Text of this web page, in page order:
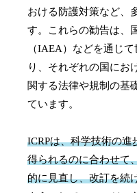
おける防護対策など、
す。これらの勧告は、
（IAEA）などを通じ
り、それぞれの国にお
関する法律や規制の基
ています。
ICRPは、科学技術の進
得られるのに合わせて
的に見直し、改訂を続